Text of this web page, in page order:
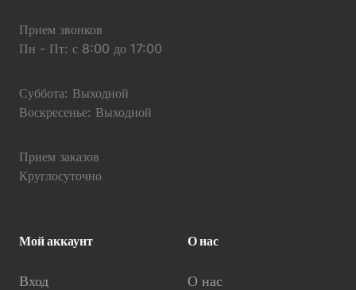
Прием звонков
Пн - Пт: с 8:00 до 17:00
Суббота: Выходной
Воскресенье: Выходной
Прием заказов
Круглосуточно
Мой аккаунт
Вход
О нас
О нас